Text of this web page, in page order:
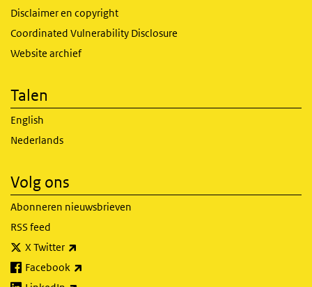
Disclaimer en copyright
Coordinated Vulnerability Disclosure
Website archief
Talen
English
Nederlands
Volg ons
Abonneren nieuwsbrieven
RSS feed
X Twitter
Facebook